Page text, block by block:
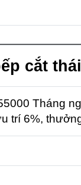
cắt thái
8 ngày, có